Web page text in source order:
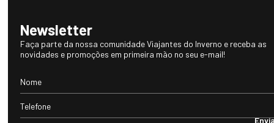
Newsletter
Faça parte da nossa comunidade Viajantes do Inverno e receba as
novidades e promoções em primeira mão no seu e-mail!